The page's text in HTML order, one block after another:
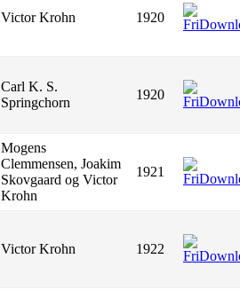
Victor Krohn 1920
Carl K. S.
Springchorn
1920
Mogens
Clemmensen, Joakim
Skovgaard og Victor
Krohn
1921
Victor Krohn 1922